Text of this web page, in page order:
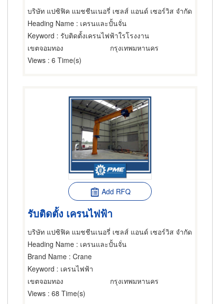
บริษัท แปซิฟิค แมชชีนเนอรี่ เซลส์ แอนด์ เซอร์วิส จำกัด
Heading Name : เครนและปั้นจั่น
Keyword : รับติดตั้งเครนไฟฟ้าใรโรงงาน
เขตจอมทอง
กรุงเทพมหานคร
Views : 6 Time(s)
Add RFQ
รับติดตั้ง เครนไฟฟ้า
บริษัท แปซิฟิค แมชชีนเนอรี่ เซลส์ แอนด์ เซอร์วิส จำกัด
Heading Name : เครนและปั้นจั่น
Brand Name : Crane
Keyword : เครนไฟฟ้า
เขตจอมทอง
กรุงเทพมหานคร
Views : 68 Time(s)